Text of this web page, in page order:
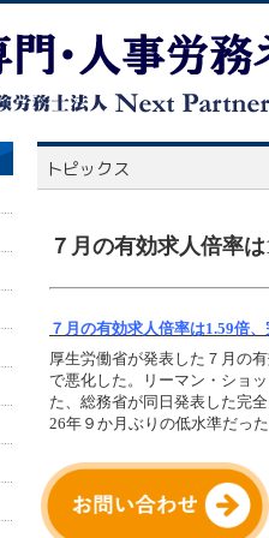
７月の有効求人倍率
７月の有効求人倍率は1.59倍
厚生労働省が発表した７月の
で悪化した。リーマン・ショ
た、総務省が同日発表した完
26年９か月ぶりの低水準だっ